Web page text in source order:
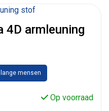
4D armleuning
mensen
Op voorraad